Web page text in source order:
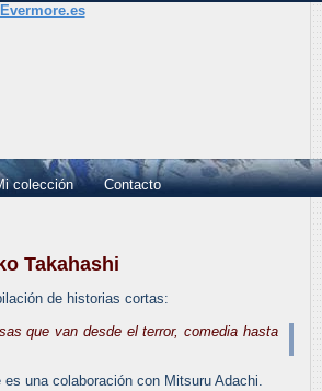
colección Contacto
Takahashi
de historias cortas:
que van desde el terror, comedia hasta
una colaboración con Mitsuru Adachi.